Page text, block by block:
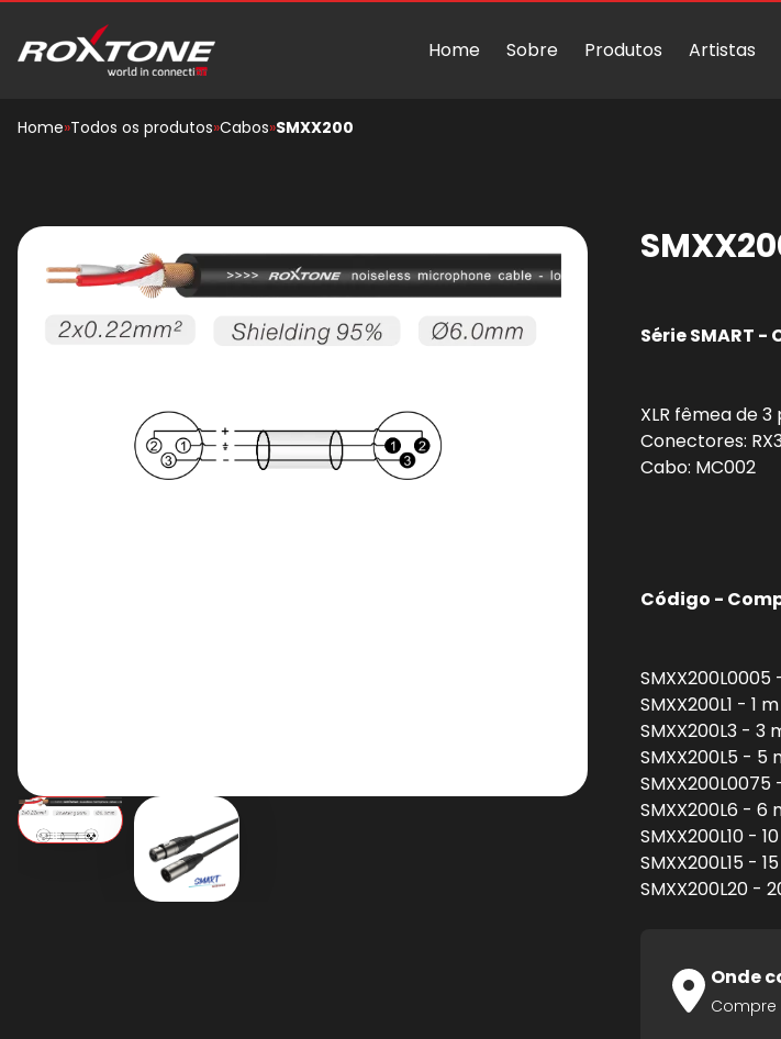
Home Sobre Produtos Artistas
Home»Todos os produtos»Cabos»SMXX200
Série SMART
XLR fêmea de
Conectores:
Cabo: MC002
Código -
SMXX200L1 - 1
SMXX200L3 - 3
SMXX200L5 - 5
SMXX200L6 - 6
SMXX200L10 -
SMXX200L15 -
SMXX200L20 -
Onde